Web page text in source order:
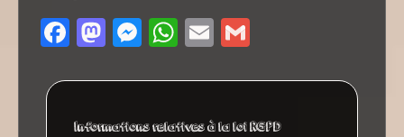
FacebookMastodonMessengerWhatsApp
Email
Informations relatives à la loi RGPD